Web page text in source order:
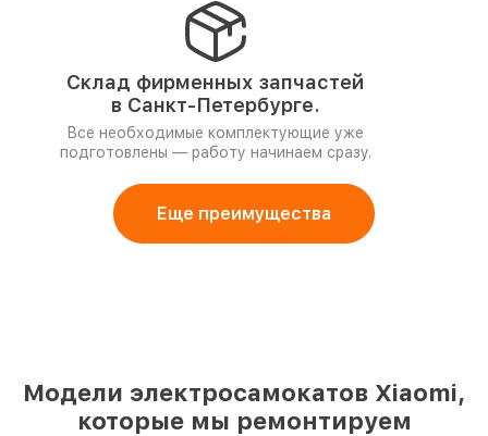
Склад фирменных запчастей
в Санкт-Петербурге.
Все необходимые комплектующие уже
подготовлены — работу начинаем сразу.
Еще преимущества
Модели электросамокатов Xiaomi,
которые мы ремонтируем